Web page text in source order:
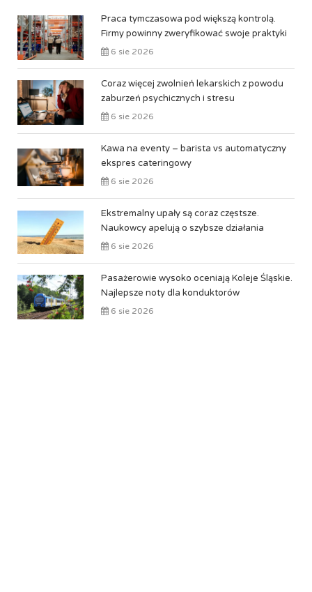
Praca tymczasowa pod większą kontrolą.
Firmy powinny zweryfikować swoje praktyki
6 sie 2026
Coraz więcej zwolnień lekarskich z powodu
zaburzeń psychicznych i stresu
6 sie 2026
Kawa na eventy – barista vs automatyczny
ekspres cateringowy
6 sie 2026
Ekstremalny upały są coraz częstsze.
Naukowcy apelują o szybsze działania
6 sie 2026
Pasażerowie wysoko oceniają Koleje Śląskie.
Najlepsze noty dla konduktorów
6 sie 2026